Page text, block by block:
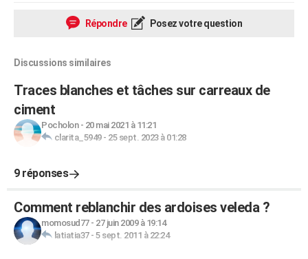
Répondre Posez votre question
Discussions similaires
Traces blanches et tâches sur carreaux de
ciment
Pocholon- 20 mai 2021 à 11:21
clarita_5949- 25 sept. 2023 à 01:28
9 réponses
Comment reblanchir des ardoises veleda ?
momosud77- 27 juin 2009 à 19:14
latiatia37- 5 sept. 2011 à 22:24